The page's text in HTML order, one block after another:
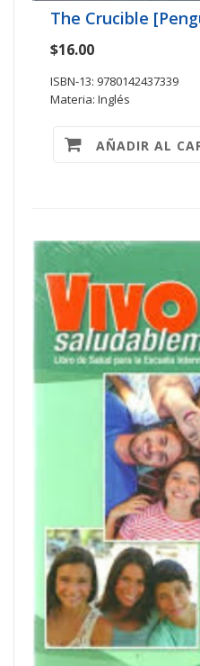
The Crucible
$16.00
ISBN-13: 9780142437339
Materia: Inglés
AÑADIR AL